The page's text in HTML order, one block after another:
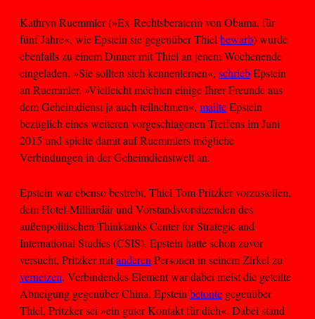
Kathryn Ruemmler (»Ex-Rechtsberaterin von Obama, für
fünf Jahre«, wie Epstein sie gegenüber Thiel bewarb) wurde
ebenfalls zu einem Dinner mit Thiel an jenem Wochenende
eingeladen. »Sie sollten sich kennenlernen«, schriebEpstein
an Ruemmler. »Vielleicht möchten einige Ihrer Freunde aus
dem Geheimdienst ja auch teilnehmen«, mailteEpstein
bezüglich eines weiteren vorgeschlagenen Treffens im Juni
2015 und spielte damit auf Ruemmlers mögliche
Verbindungen in der Geheimdienstwelt an.
Epstein war ebenso bestrebt, Thiel Tom Pritzker vorzustellen,
dem Hotel-Milliardär und Vorstandsvorsitzenden des
außenpolitischen Thinktanks Center for Strategic and
International Studies (CSIS). Epstein hatte schon zuvor
versucht, Pritzker mitanderen Personen in seinem Zirkel zu
vernetzen. Verbindendes Element war dabei meist die geteilte
Abneigung gegenüber China. Epstein betonte gegenüber
Thiel, Pritzker sei »ein guter Kontakt für dich«. Dabei stand